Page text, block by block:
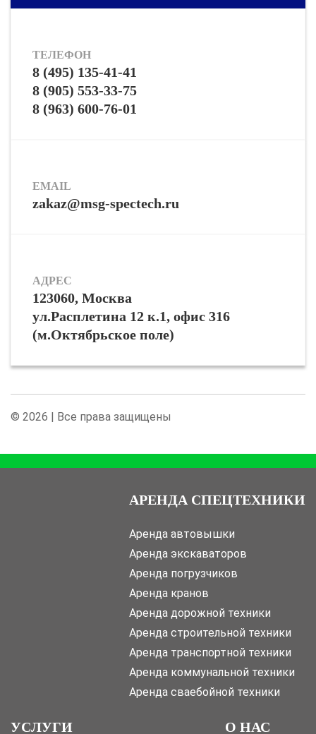
ТЕЛЕФОН
8 (495) 135-41-41
8 (905) 553-33-75
8 (963) 600-76-01
EMAIL
zakaz@msg-spectech.ru
АДРЕС
123060, Москва
ул.Расплетина 12 к.1, офис 316
(м.Октябрьское поле)
© 2026 | Все права защищены
АРЕНДА СПЕЦТЕХНИКИ
Аренда автовышки
Аренда экскаваторов
Аренда погрузчиков
Аренда кранов
Аренда дорожной техники
Аренда строительной техники
Аренда транспортной техники
Аренда коммунальной техники
Аренда сваебойной техники
УСЛУГИ О НАС